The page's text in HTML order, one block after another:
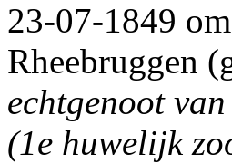
23-07-1849
Rheebruggen
echtgenoot
(1e huwelijk